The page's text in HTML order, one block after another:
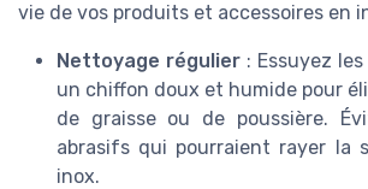
vie de vos produits et accessoires en
Nettoyage régulier : Essuyez
un chiffon doux et humide pour
de graisse ou de poussière.
abrasifs qui pourraient rayer la
inox.